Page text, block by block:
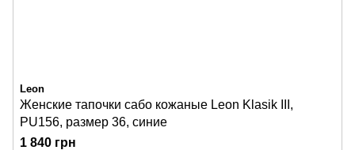
Leon
Женские тапочки сабо кожаные Leon Klasik III,
PU156, размер 36, синие
1 840 грн